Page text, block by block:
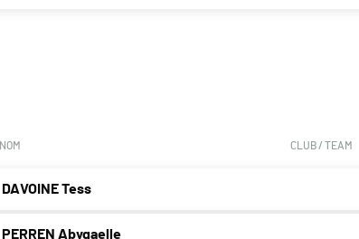
NOM CLUB / TEAM
DAVOINE Tess
PERREN Abygaelle